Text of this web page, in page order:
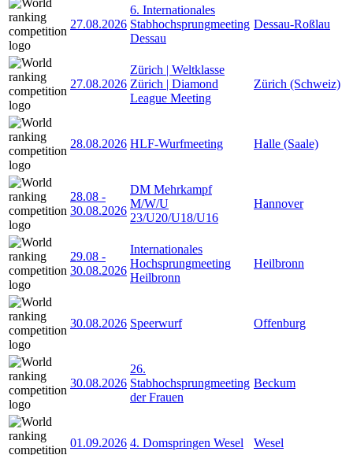
27.08.2026
6. Internationales
Stabhochsprungmeeting
Dessau
Dessau-Roßlau
27.08.2026
Zürich | Weltklasse
Zürich | Diamond
League Meeting
Zürich (Schweiz)
28.08.2026 HLF-Wurfmeeting Halle (Saale)
28.08 -
30.08.2026
DM Mehrkampf
M/W/U
23/U20/U18/U16
Hannover
29.08 -
30.08.2026
Internationales
Hochsprungmeeting
Heilbronn
Heilbronn
30.08.2026 Speerwurf Offenburg
30.08.2026
26.
Stabhochsprungmeeting
der Frauen
Beckum
01.09.2026 4. Domspringen Wesel Wesel